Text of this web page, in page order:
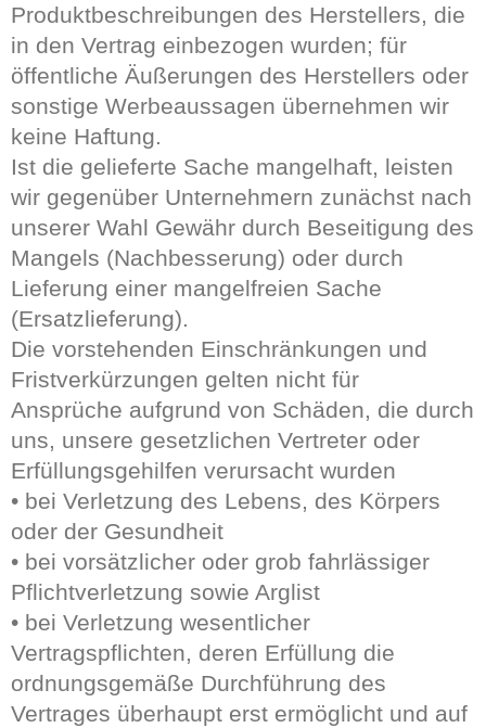
Produktbeschreibungen des Herstellers, die
in den Vertrag einbezogen wurden; für
öffentliche Äußerungen des Herstellers oder
sonstige Werbeaussagen übernehmen wir
keine Haftung.
Ist die gelieferte Sache mangelhaft, leisten
wir gegenüber Unternehmern zunächst nach
unserer Wahl Gewähr durch Beseitigung des
Mangels (Nachbesserung) oder durch
Lieferung einer mangelfreien Sache
(Ersatzlieferung).
Die vorstehenden Einschränkungen und
Fristverkürzungen gelten nicht für
Ansprüche aufgrund von Schäden, die durch
uns, unsere gesetzlichen Vertreter oder
Erfüllungsgehilfen verursacht wurden
• bei Verletzung des Lebens, des Körpers
oder der Gesundheit
• bei vorsätzlicher oder grob fahrlässiger
Pflichtverletzung sowie Arglist
• bei Verletzung wesentlicher
Vertragspflichten, deren Erfüllung die
ordnungsgemäße Durchführung des
Vertrages überhaupt erst ermöglicht und auf